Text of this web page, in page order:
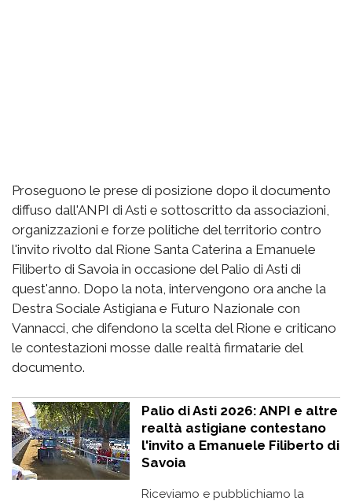
Proseguono le prese di posizione dopo il documento
diffuso dall'ANPI di Asti e sottoscritto da associazioni,
organizzazioni e forze politiche del territorio contro
l'invito rivolto dal Rione Santa Caterina a Emanuele
Filiberto di Savoia in occasione del Palio di Asti di
quest'anno. Dopo la nota, intervengono ora anche la
Destra Sociale Astigiana e Futuro Nazionale con
Vannacci, che difendono la scelta del Rione e criticano
le contestazioni mosse dalle realtà firmatarie del
documento.
Palio di Asti 2026: ANPI e altre
realtà astigiane contestano
l'invito a Emanuele Filiberto di
Savoia
Riceviamo e pubblichiamo la